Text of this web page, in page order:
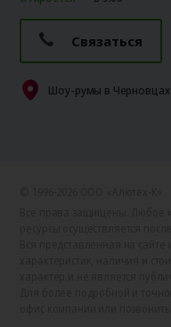
Связаться
Шоу-румы в Черновцах